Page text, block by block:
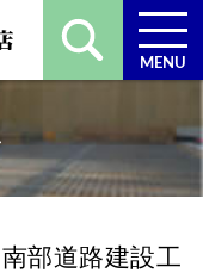
MENU
部道路建設工